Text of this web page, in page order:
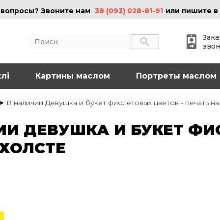
Звоните нам 38 (093) 028-81-91 или пишите в
Картины маслом Портреты маслом
В наличии Девушка и букет фиолетовых цветов - печать на
ДЕВУШКА И БУКЕТ
(093) 028-81-91
vip.com.ua
ИНФОРМАЦИЯ
Картины на холсте
Картины на стекле